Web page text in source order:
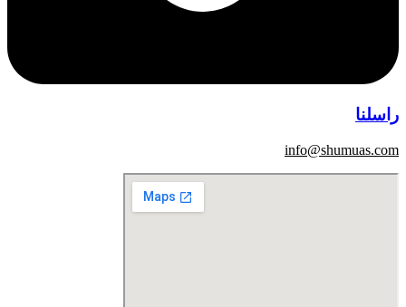
راسلنا
info@shumuas.com